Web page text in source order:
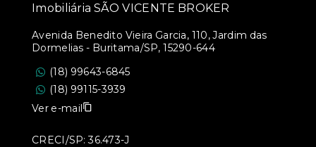
Imobiliária SÃO VICENTE BROKER
Avenida Benedito Vieira Garcia, 110, Jardim das
Dormelias - Buritama/SP, 15290-644
(18) 99643-6845
(18) 99115-3939
Ver e-mail
CRECI/SP: 36.473-J